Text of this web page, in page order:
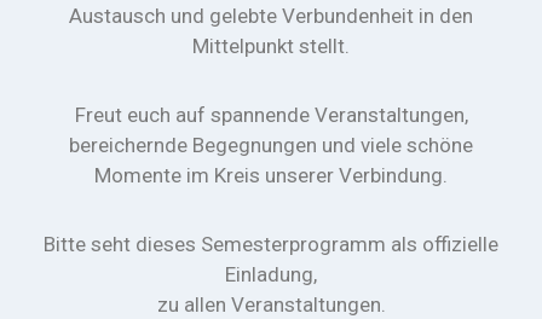
Austausch und gelebte Verbundenheit in den
Mittelpunkt stellt.
Freut euch auf spannende Veranstaltungen,
bereichernde Begegnungen und viele schöne
Momente im Kreis unserer Verbindung.
Bitte seht dieses Semesterprogramm als offizielle
Einladung,
zu allen Veranstaltungen.